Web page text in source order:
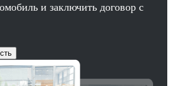
и заключить договор с